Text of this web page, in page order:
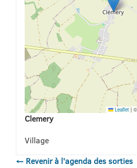
Leaflet |
Clemery
Village
← Revenir à l'agenda des sorties